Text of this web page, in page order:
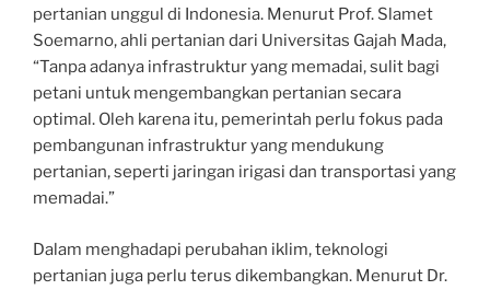
pertanian unggul di Indonesia. Menurut Prof. Slamet
Soemarno, ahli pertanian dari Universitas Gajah Mada,
“Tanpa adanya infrastruktur yang memadai, sulit bagi
petani untuk mengembangkan pertanian secara
optimal. Oleh karena itu, pemerintah perlu fokus pada
pembangunan infrastruktur yang mendukung
pertanian, seperti jaringan irigasi dan transportasi yang
memadai.”
Dalam menghadapi perubahan iklim, teknologi
pertanian juga perlu terus dikembangkan. Menurut Dr.